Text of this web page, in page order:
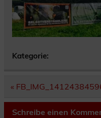
Kategorie:
Beitragsnavigation
«
Schreibe einen